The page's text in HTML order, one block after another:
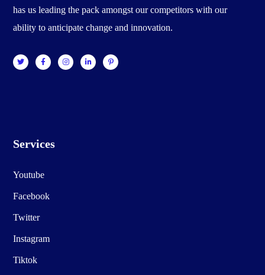
has us leading the pack amongst our competitors with our
ability to anticipate change and innovation.
Services
Youtube
Facebook
Twitter
Instagram
Tiktok